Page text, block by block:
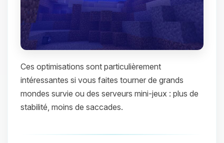
Ces optimisations sont particulièrement
intéressantes si vous faites tourner de grands
mondes survie ou des serveurs mini-jeux : plus de
stabilité, moins de saccades.